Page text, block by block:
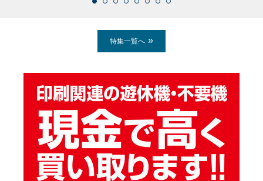
特集一覧へ